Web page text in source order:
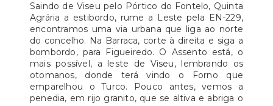
Saindo de Viseu pelo Pórtico do Fontelo, Quinta
Agrária a estibordo, rume a Leste pela EN-229,
encontramos uma via urbana que liga ao norte
do concelho. Na Barraca, corte à direita e siga a
bombordo, para Figueiredo. O Assento está, o
mais possível, a leste de Viseu, lembrando os
otomanos, donde terá vindo o Forno que
emparelhou o Turco. Pouco antes, vemos a
penedia, em rijo granito, que se altiva e abriga o